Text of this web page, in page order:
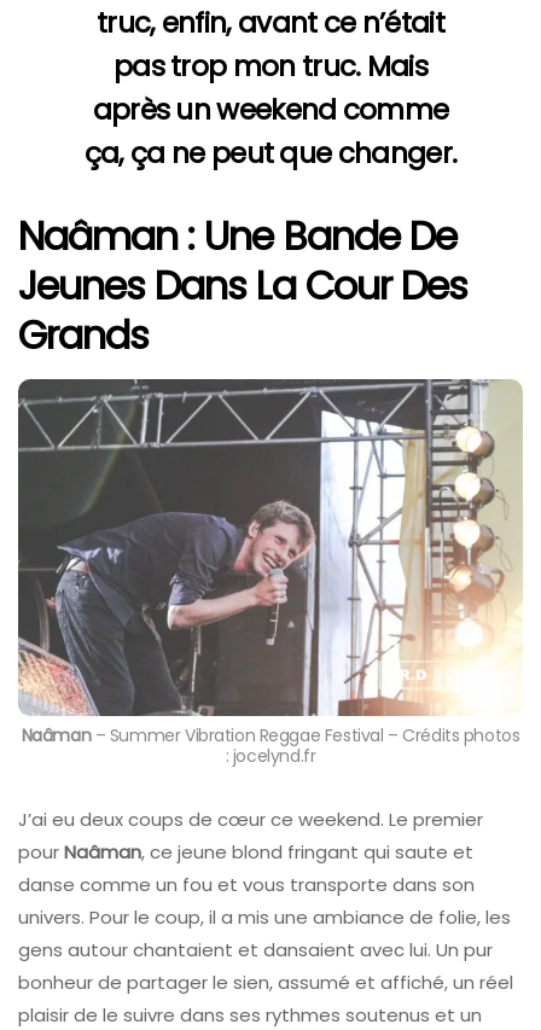
truc, enfin, avant ce n’était
pas trop mon truc. Mais
après un weekend comme
ça, ça ne peut que changer.
Naâman :Une Bande De
Jeunes Dans La Cour Des
Grands
Naâman– Summer Vibration Reggae Festival – Crédits photos
: jocelynd.fr
J’ai eu deux coups de cœur ce weekend. Le premier
pourNaâman, ce jeune blond fringant qui saute et
danse comme un fou et vous transporte dans son
univers. Pour le coup, il a mis une ambiance de folie, les
gens autour chantaient et dansaient avec lui. Un pur
bonheur de partager le sien, assumé et affiché, un réel
plaisir de le suivre dans ses rythmes soutenus et un